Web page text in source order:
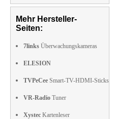
Mehr Hersteller-
Seiten:
7links Überwachungskameras
ELESION
TVPeCee Smart-TV-HDMI-Sticks
VR-Radio Tuner
Xystec Kartenleser